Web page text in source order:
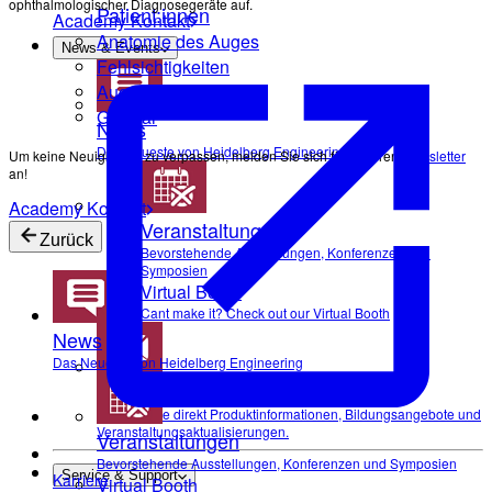
Academy Kontakt
News & Events
News
Das Neueste von Heidelberg Engineering
Veranstaltungen
Bevorstehende Ausstellungen, Konferenzen und
Symposien
Virtual Booth
Cant make it? Check out our Virtual Booth
Newsletter
Erhalten Sie direkt Produktinformationen, Bildungsangebote und
Veranstaltungsaktualisierungen.
Service & Support
Patient:innen
Anatomie des Auges
Fehlsichtigkeiten
Augenerkrankungen
Glossar
Um keine Neuigkeiten zu verpassen, melden Sie sich für unseren
Newsletter
an!
Academy Kontakt
Zurück
News
Das Neueste von Heidelberg Engineering
Veranstaltungen
Bevorstehende Ausstellungen, Konferenzen und Symposien
Virtual Booth
Karriere